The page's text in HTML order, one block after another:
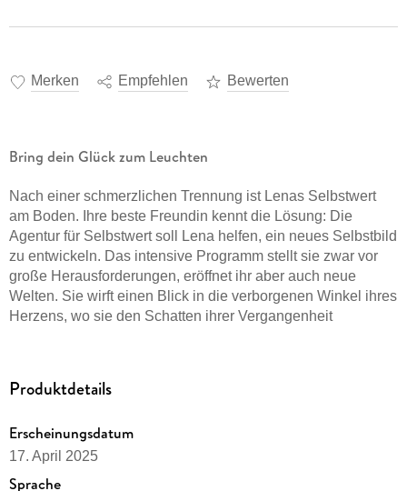
Merken Empfehlen Bewerten
Bring dein Glück zum Leuchten
Nach einer schmerzlichen Trennung ist Lenas Selbstwert
am Boden. Ihre beste Freundin kennt die Lösung: Die
Agentur für Selbstwert soll Lena helfen, ein neues Selbstbild
zu entwickeln. Das intensive Programm stellt sie zwar vor
große Herausforderungen, eröffnet ihr aber auch neue
Welten. Sie wirft einen Blick in die verborgenen Winkel ihres
Herzens, wo sie den Schatten ihrer Vergangenheit
hat: ihre Selbstliebe. Sie erkennt und erlebt ihren wahren
Das alles geschieht, weil sie selbst es für möglich hält.
»Bestimme deinen eigenen Selbstwert, sonst bestimmen ihn
Produktdetails
Erscheinungsdatum
17. April 2025
Sprache